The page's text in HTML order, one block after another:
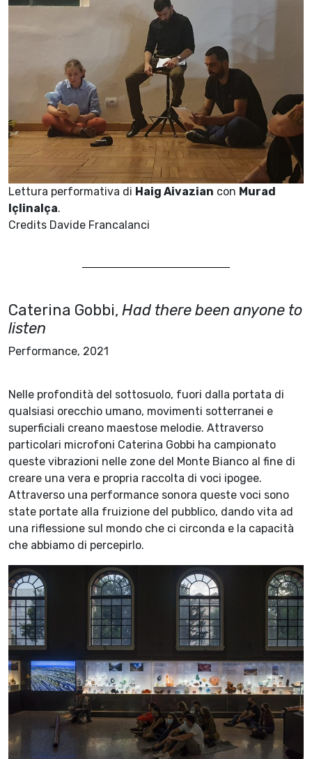
Lettura performativa di Haig Aivazian con Murad
Içlinalça.
Credits Davide Francalanci
Caterina Gobbi, Had there been anyone to
listen
Performance, 2021
Nelle profondità del sottosuolo, fuori dalla portata di
qualsiasi orecchio umano, movimenti sotterranei e
superficiali creano maestose melodie. Attraverso
particolari microfoni Caterina Gobbi ha campionato
queste vibrazioni nelle zone del Monte Bianco al fine di
creare una vera e propria raccolta di voci ipogee.
Attraverso una performance sonora queste voci sono
state portate alla fruizione del pubblico, dando vita ad
una riflessione sul mondo che ci circonda e la capacità
che abbiamo di percepirlo.